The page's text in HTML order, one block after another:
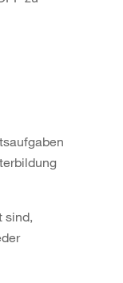
sind,